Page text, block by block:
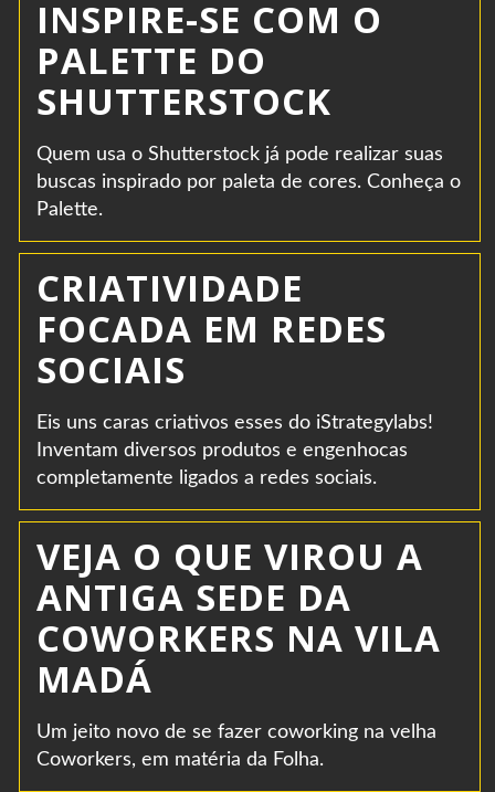
INSPIRE-SE COM O
PALETTE DO
SHUTTERSTOCK
Quem usa o Shutterstock já pode realizar suas
buscas inspirado por paleta de cores. Conheça o
Palette.
CRIATIVIDADE
FOCADA EM REDES
SOCIAIS
Eis uns caras criativos esses do iStrategylabs!
Inventam diversos produtos e engenhocas
completamente ligados a redes sociais.
VEJA O QUE VIROU A
ANTIGA SEDE DA
COWORKERS NA VILA
MADÁ
Um jeito novo de se fazer coworking na velha
Coworkers, em matéria da Folha.